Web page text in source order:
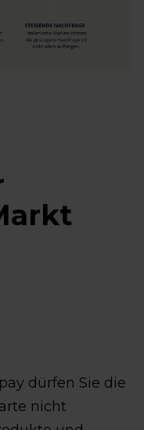
dürfen Sie die
nicht